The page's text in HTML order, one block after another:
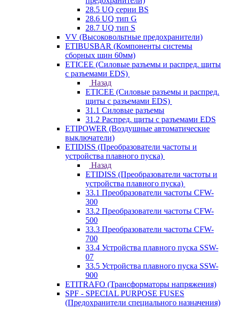
28.5 UQ серии BS
28.6 UQ тип G
28.7 UQ тип S
VV (Высоковольтные предохранители)
ETIBUSBAR (Компоненты системы
сборных шин 60мм)
ETICEE (Силовые разъемы и распред. щиты
с разъемами EDS)
Назад
ETICEE (Силовые разъемы и распред.
щиты с разъемами EDS)
31.1 Силовые разъемы
31.2 Распред. щиты с разъемами EDS
ETIPOWER (Воздушные автоматические
выключатели)
ETIDISS (Преобразователи частоты и
устройства плавного пуска)
Назад
ETIDISS (Преобразователи частоты и
устройства плавного пуска)
33.1 Преобразователи частоты CFW-
300
33.2 Преобразователи частоты CFW-
500
33.3 Преобразователи частоты CFW-
700
33.4 Устройства плавного пуска SSW-
07
33.5 Устройства плавного пуска SSW-
900
ETITRAFO (Трансформаторы напряжения)
SPF - SPECIAL PURPOSE FUSES
(Предохранители специального назначения)